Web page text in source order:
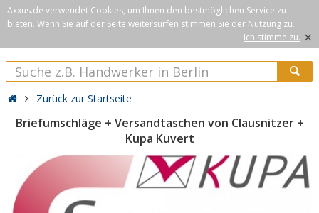
Axxus.de verwendet Cookies, um Ihnen den bestmöglichen Service zu
bieten. Wenn Sie auf der Seite weitersurfen stimmen Sie der Nutzung zu.
Ich stimme zu. ×
Zurück zur Startseite
Briefumschläge + Versandtaschen von Clausnitzer +
Kupa Kuvert